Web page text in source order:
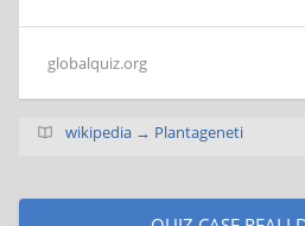
globalquiz.org
wikipedia → Plantageneti